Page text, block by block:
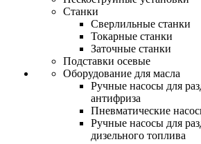
Станки
Сверлильные станки
Токарные станки
Заточные станки
Подставки осевые
Оборудование для масла
Ручные насосы для
антифриза
Пневматические
Ручные насосы для
дизельного топлива